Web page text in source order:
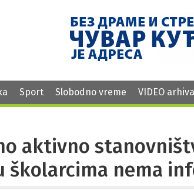
Sport Slobodno vreme VIDEO arhiva
aktivno
školarcima nema